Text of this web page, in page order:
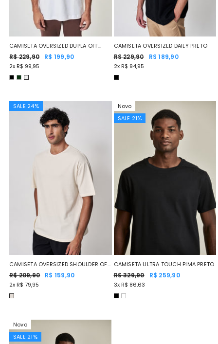
CAMISETA OVERSIZED DUPLA OFF
WHITE
R$ 229,90 R$ 199,90
2x R$ 99,95
CAMISETA OVERSIZED DAILY PRETO
R$ 229,90 R$ 189,90
2x R$ 94,95
SALE 24%
CAMISETA OVERSIZED SHOULDER OFF
WHITE
R$ 209,90 R$ 159,90
2x R$ 79,95
Novo
SALE 21%
CAMISETA ULTRA TOUCH PIMA PRETO
R$ 329,90 R$ 259,90
3x R$ 86,63
Novo
SALE 21%